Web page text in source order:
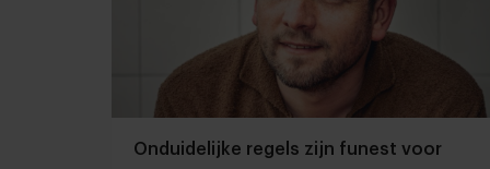
Onduidelijke regels zijn funest voor